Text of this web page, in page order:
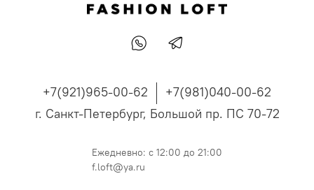
+7(921)965-00-62
+7(981)040-00-62
г. Санкт-Петербург, Большой пр. ПС 70-72
Ежедневно: с 12:00 до 21:00
f.loft@ya.ru